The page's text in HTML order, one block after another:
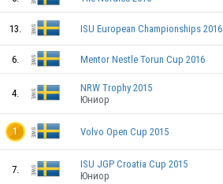
SWE
SWE
13. ISU European Championships 2016
6. Mentor Nestle Torun Cup 2016
4.
NRW Trophy 2015
Юниор
1 Volvo Open Cup 2015
7.
ISU JGP Croatia Cup 2015
Юниор